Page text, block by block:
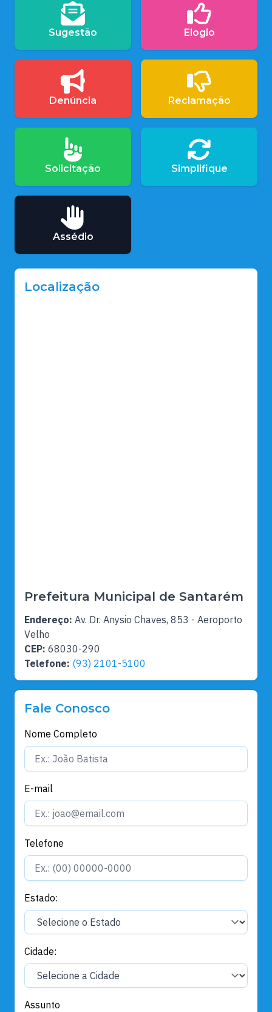
Sugestão Elogio
Denúncia Reclamação
Solicitação Simplifique
Assédio
Localização
Prefeitura Municipal de Santarém
Endereço: Av. Dr. Anysio Chaves, 853 - Aeroporto
Velho
CEP: 68030-290
Telefone: (93) 2101-5100
Fale Conosco
Nome Completo
E-mail
Telefone
Estado:
Cidade:
Assunto